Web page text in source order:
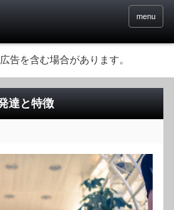
menu
告を含む場合があります。
達と特徴